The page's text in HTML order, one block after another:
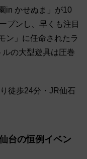
in かせぬま」が10
プンし、早くも注目
ン」に任命されたラ
の大型遊具は圧巻
徒歩24分・JR仙石
台の恒例イベン